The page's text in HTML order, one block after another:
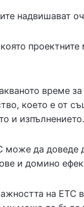
надвишават
време
което е от
и изпълнението.
може да доведе
и домино
на ETC в